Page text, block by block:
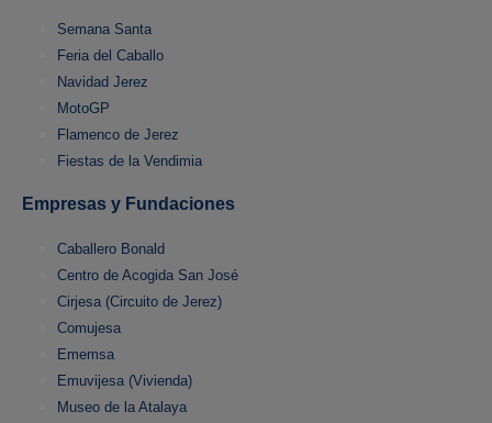
Semana Santa
Feria del Caballo
Navidad Jerez
MotoGP
Flamenco de Jerez
Fiestas de la Vendimia
Empresas y Fundaciones
Caballero Bonald
Centro de Acogida San José
Cirjesa (Circuito de Jerez)
Comujesa
Ememsa
Emuvijesa (Vivienda)
Museo de la Atalaya